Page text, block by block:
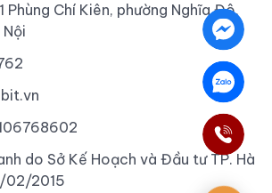
Phùng Chí Kiên, phường Nghĩa Đô,
do Sở Kế Hoạch và Đầu tư TP. Hà
02/2015